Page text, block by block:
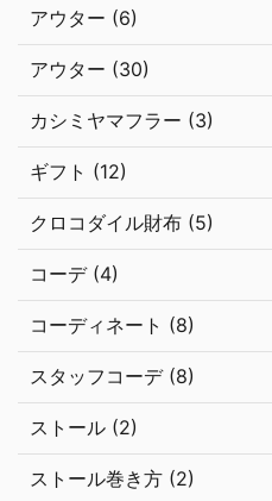
アウター (6)
アウター (30)
カシミヤマフラー (3)
ギフト (12)
クロコダイル財布 (5)
コーデ (4)
コーディネート (8)
スタッフコーデ (8)
ストール (2)
ストール巻き方 (2)